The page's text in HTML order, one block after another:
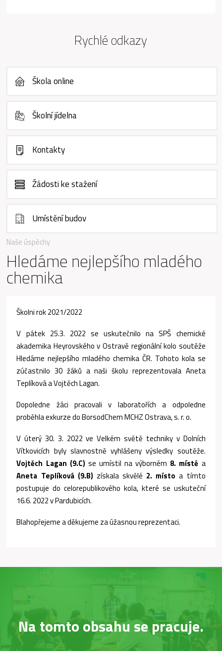
Naše úspěchy
Hledáme nejlepšího mladého
chemika
Školni rok 2021/2022
V pátek 25.3. 2022 se uskutečnilo na SPŠ chemické
akademika Heyrovského v Ostravě regionální kolo soutěže
Hledáme nejlepšího mladého chemika ČR. Tohoto kola se
zúčastnilo 30 žáků a naši školu reprezentovala Aneta
Teplíková a Vojtěch Lagan.
Dopoledne žáci pracovali v laboratořích a odpoledne
proběhla exkurze do BorsodChem MCHZ Ostrava, s. r. o.
V úterý 30. 3. 2022 ve Velkém světě techniky v Dolních
Vítkovicích byly slavnostně vyhlášeny výsledky soutěže.
Vojtěch Lagan (9.C) se umístil na výborném 8. místě a
Aneta Teplíková (9.B) získala skvělé 2. místo a tímto
postupuje do celorepublikového kola, které se uskuteční
16.6. 2022 v Pardubicích.
Blahopřejeme a děkujeme za úžasnou reprezentaci.
Rychlé odkazy
Škola online
Školní jídelna
Kontakty
Žádosti ke stažení
Umístění budov
Na tomto obsahu se pracuje.